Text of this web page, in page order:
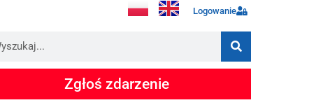
Logowanie
Zgłoś zdarzenie